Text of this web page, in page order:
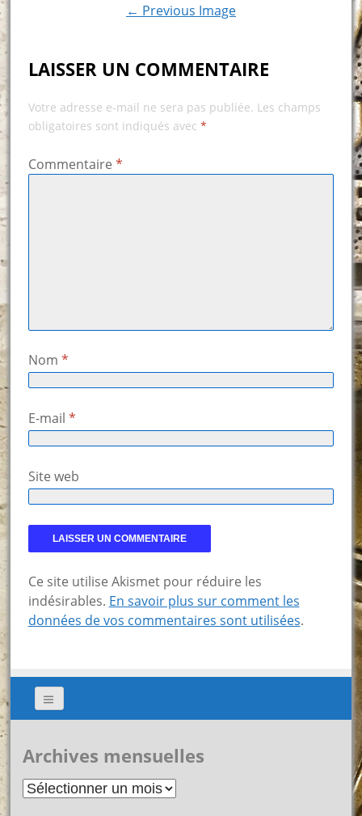
← Previous Image
LAISSER UN COMMENTAIRE
Votre adresse e-mail ne sera pas publiée. Les champs
obligatoires sont indiqués avec *
Commentaire *
Nom *
E-mail *
Site web
Ce site utilise Akismet pour réduire les
indésirables. En savoir plus sur comment les
données de vos commentaires sont utilisées.
Archives mensuelles
Archives